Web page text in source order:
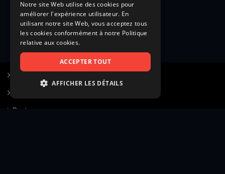
Poster une annonce
Notre site Web utilise des cookies pour
améliorer l'expérience utilisateur. En
utilisant notre site Web, vous acceptez tous
les cookies conformément à notre Politique
relative aux cookies.
ACCEPTER TOUT
AFFICHER LES DÉTAILS